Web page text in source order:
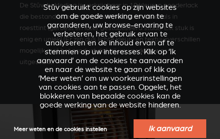
De Stûv-bekleding is verkrijgbaar in 19 kleuren poederlack
die bestand is tegen hoge temperaturen, evenals in
roesttint (geroest en later gestabliseerd staal). Elk stuk is
enig en uniek! (Er zijn dus lichte kleur- en textuurverschillen
mogelijk met het product dat bij uw verde­ler was
uitgestald).
Stûv gebruikt cookies op zijn websites
om de goede werking ervan te
garanderen, uw browse-ervaring te
verbeteren, het gebruik ervan te
analyseren en de inhoud ervan af te
stemmen op uw interesses. Klik op ‘Ik
aanvaard’ om de cookies te aanvaarden
en naar de website te gaan of klik op
‘Meer weten’ om uw voorkeurinstellingen
van cookies aan te passen. Opgelet, het
blokkeren van bepaalde cookies kan de
goede werking van de website hinderen.
Meer weten en de cookies instellen Ik aanvaard